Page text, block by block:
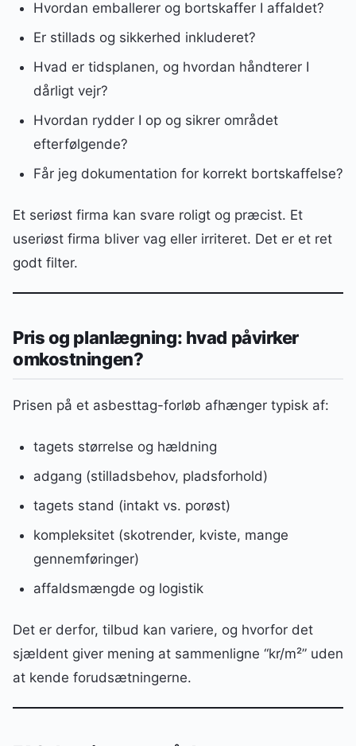
Hvordan emballerer og bortskaffer I affaldet?
Er stillads og sikkerhed inkluderet?
Hvad er tidsplanen, og hvordan håndterer I
dårligt vejr?
Hvordan rydder I op og sikrer området
efterfølgende?
Får jeg dokumentation for korrekt bortskaffelse?
Et seriøst firma kan svare roligt og præcist. Et
useriøst firma bliver vag eller irriteret. Det er et ret
godt filter.
Pris og planlægning: hvad påvirker
omkostningen?
Prisen på et asbesttag-forløb afhænger typisk af:
tagets størrelse og hældning
adgang (stilladsbehov, pladsforhold)
tagets stand (intakt vs. porøst)
kompleksitet (skotrender, kviste, mange
gennemføringer)
affaldsmængde og logistik
Det er derfor, tilbud kan variere, og hvorfor det
sjældent giver mening at sammenligne “kr/m²” uden
at kende forudsætningerne.